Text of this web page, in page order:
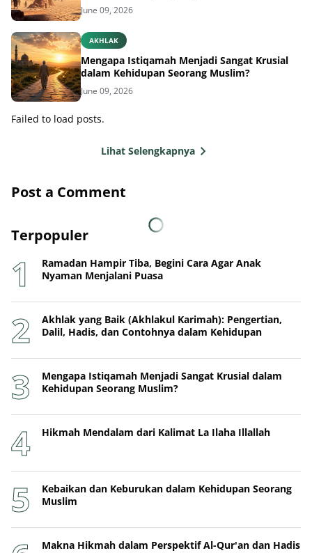
June 09, 2026
AKHLAK
Mengapa Istiqamah Menjadi Sangat Krusial
dalam Kehidupan Seorang Muslim?
June 09, 2026
Failed to load posts.
Lihat Selengkapnya
Post a Comment
Terpopuler
Ramadan Hampir Tiba, Begini Cara Agar Anak
Nyaman Menjalani Puasa
Akhlak yang Baik (Akhlakul Karimah): Pengertian,
Dalil, Hadis, dan Contohnya dalam Kehidupan
Mengapa Istiqamah Menjadi Sangat Krusial dalam
Kehidupan Seorang Muslim?
Hikmah Mendalam dari Kalimat La Ilaha Illallah
Kebaikan dan Keburukan dalam Kehidupan Seorang
Muslim
Makna Hikmah dalam Perspektif Al-Qur'an dan Hadis